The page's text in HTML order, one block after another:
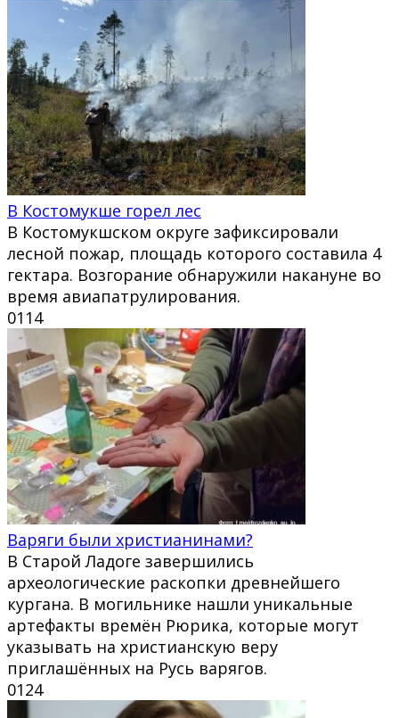
В Костомукше горел лес
В Костомукшском округе зафиксировали
лесной пожар, площадь которого составила 4
гектара. Возгорание обнаружили накануне во
время авиапатрулирования.
0114
Варяги были христианинами?
В Старой Ладоге завершились
археологические раскопки древнейшего
кургана. В могильнике нашли уникальные
артефакты времён Рюрика, которые могут
указывать на христианскую веру
приглашённых на Русь варягов.
0124